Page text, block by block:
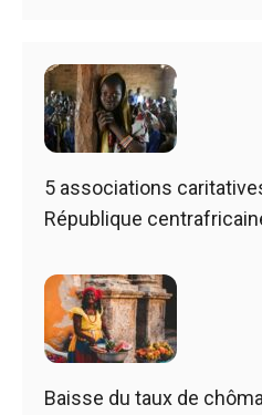
5 associations
République
Baisse du taux de